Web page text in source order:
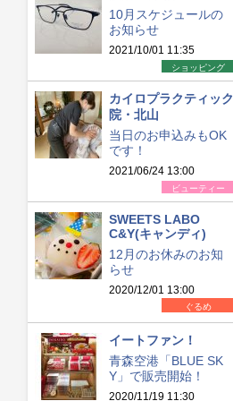
10月スケジュールの
お知らせ
2021/10/01 11:35
ショッピング
カイロプラクティック
院・北山
当日のお申込みもOK
です！
2021/06/24 13:00
ビューティー
SWEETS LABO
C&Y(キャンディ)
12月のお休みのお知
らせ
2020/12/01 13:00
ぐるめ
イートファン！
青森空港「BLUE SK
Y」で販売開始！
2020/11/19 11:30